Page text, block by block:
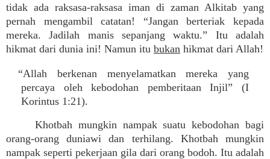
tidak ada raksasa-raksasa iman di zaman Alkitab yang
pernah mengambil catatan! “Jangan berteriak kepada
mereka. Jadilah manis sepanjang waktu.” Itu adalah
hikmat dari dunia ini! Namun itu bukan hikmat dari Allah!
“Allah berkenan menyelamatkan mereka yang
percaya oleh kebodohan pemberitaan Injil” (I
Korintus 1:21).
Khotbah mungkin nampak suatu kebodohan bagi
orang-orang duniawi dan terhilang. Khotbah mungkin
nampak seperti pekerjaan gila dari orang bodoh. Itu adalah